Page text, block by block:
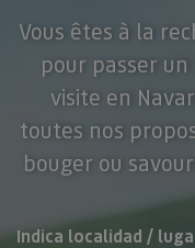
Vous êtes à la
pour passer
visite en
toutes nos
bouger ou
Rechercher
Indica localidad /